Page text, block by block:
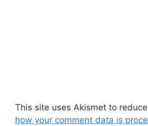
This site uses Akismet to
how your comment data is